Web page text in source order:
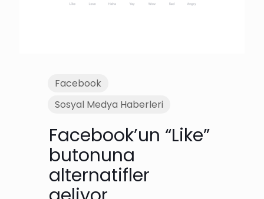
Facebook
Sosyal Medya Haberleri
Facebook’un “Like”
butonuna
alternatifler